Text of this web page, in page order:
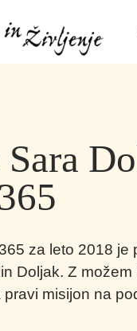
Sara
za leto 2018 je
Doljak. Z
pravi misijon na